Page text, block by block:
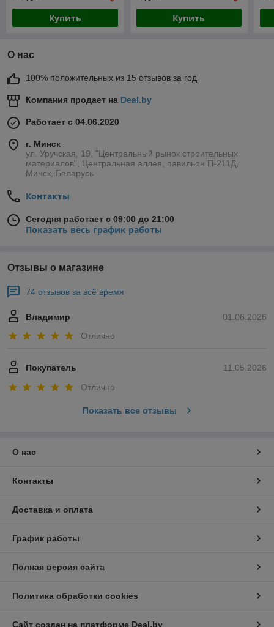
Купить Купить
О нас
100% положительных из 15 отзывов за год
Компания продает на Deal.by
Работает с 04.06.2020
г. Минск
ул. Уручская, 19, "Центральный рынок строительных
материалов", Центральная аллея, павильон П-211Д,
Минск, Беларусь
Контакты
Сегодня работает с 09:00 до 21:00
Показать весь график работы
Отзывы о магазине
74 отзывов за всё время
01.06.2026
Владимир
Отлично
11.05.2026
Покупатель
Отлично
Показать все отзывы
О нас
Контакты
Доставка и оплата
График работы
Полная версия сайта
Политика обработки cookies
Сайт создан на платформе Deal.by